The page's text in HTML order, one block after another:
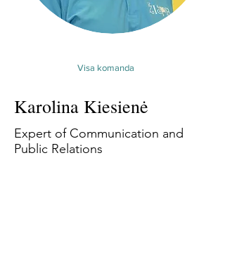
Visa komanda
Karolina Kiesienė
Expert of Communication and
Public Relations